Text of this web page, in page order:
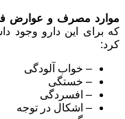
موارد مصرف و عوارض
که برای این دارو وجود
کرد:
– خواب آلودگی
– خستگی
– افسردگی
– اشکال در توجه